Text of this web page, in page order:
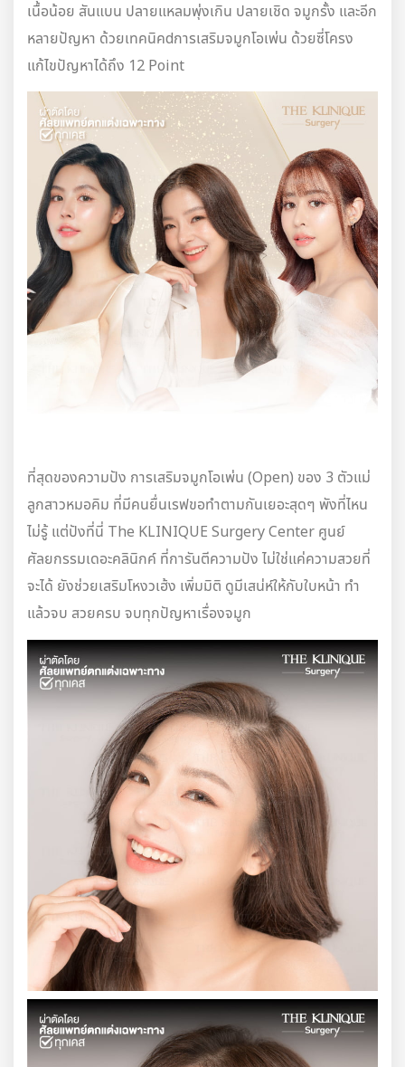
เนื้อน้อย สันแบน ปลายแหลมพุ่งเกิน ปลายเชิด จมูกรั้ง และอีก
หลายปัญหา ด้วยเทคนิคdการเสริมจมูกโอเพ่น ด้วยซี่โครง
แก้ไขปัญหาได้ถึง 12 Point
ที่สุดของความปัง การเสริมจมูกโอเพ่น (Open) ของ 3 ตัวแม่
ลูกสาวหมอคิม ที่มีคนยื่นเรฟขอทำตามกันเยอะสุดๆ พังที่ไหน
ไม่รู้ แต่ปังที่นี่ The KLINIQUE Surgery Center ศูนย์
ศัลยกรรมเดอะคลินิกค์ ที่การันตีความปัง ไม่ใช่แค่ความสวยที่
จะได้ ยังช่วยเสริมโหงวเฮ้ง เพิ่มมิติ ดูมีเสน่ห์ให้กับใบหน้า ทำ
แล้วจบ สวยครบ จบทุกปัญหาเรื่องจมูก